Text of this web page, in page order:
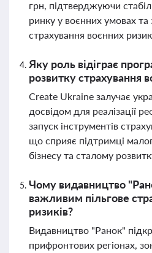
грн, підтверджуючи
ринку у воєнних умовах
страхування воєнних
Яку роль відіграє
розвитку страхування
Create Ukraine залучає
досвідом для реалізації
запуск інструментів
що сприяє підтримці
бізнесу та сталому
Чому видавництво
важливим пільгове
ризиків?
Видавництво "Ранок"
прифронтових регіонах,